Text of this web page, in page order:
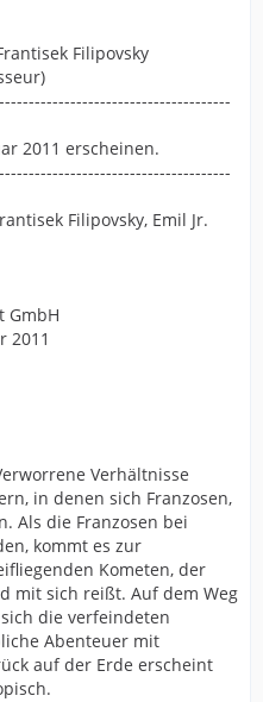
Filipovsky
2011 erscheinen.
Filipovsky, Emil Jr.
GmbH
2011
Verhältnisse
in denen sich Franzosen,
Als die Franzosen bei
kommt es zur
Kometen, der
mit sich reißt. Auf dem Weg
die verfeindeten
Abenteuer mit
auf der Erde erscheint